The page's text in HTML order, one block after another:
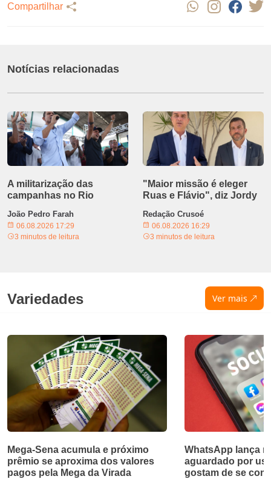
Compartilhar
Notícias relacionadas
A militarização das
campanhas no Rio
João Pedro Farah
06.08.2026 17:29
3 minutos de leitura
"Maior missão é eleger
Ruas e Flávio", diz Jordy
Redação Crusoé
06.08.2026 16:29
3 minutos de leitura
Variedades Ver mais
Mega-Sena acumula e próximo
prêmio se aproxima dos valores
pagos pela Mega da Virada
WhatsApp lança
aguardado por
gostam de se